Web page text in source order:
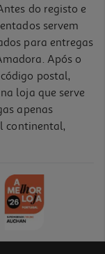
do registo e
servem
para entregas
Após o
postal,
loja que serve
apenas
continental,